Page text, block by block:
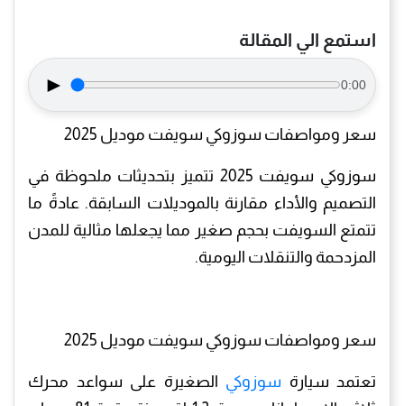
استمع الي المقالة
► 0:00
سعر ومواصفات سوزوكي سويفت موديل 2025
سوزوكي سويفت 2025 تتميز بتحديثات ملحوظة في
التصميم والأداء مقارنة بالموديلات السابقة. عادةً ما
تتمتع السويفت بحجم صغير مما يجعلها مثالية للمدن
المزدحمة والتنقلات اليومية.
سعر ومواصفات سوزوكي سويفت موديل 2025
تعتمد سيارة سوزوكي الصغيرة على سواعد محرك